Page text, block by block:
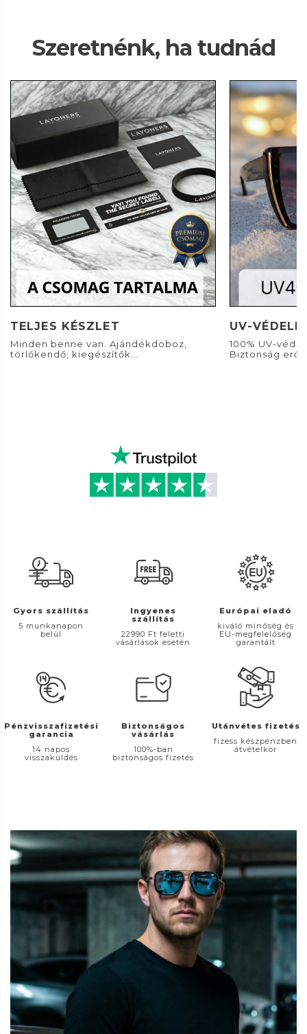
Szeretnénk, ha tudnád
TELJES KÉSZLET
Minden benne van. Ajándékdoboz,
törlőkendő, kiegészítők...
UV-
100% UV-
Biztonság
Gyors szállítás
5 munkanapon
belül
Ingyenes
szállítás
22990 Ft feletti
vásárlások esetén
Európai eladó
kiváló minőség és
EU-megfelelőség
garantált
Pénzvisszafizetési
garancia
14 napos
visszaküldés
Biztonságos
vásárlás
100%-ban
biztonságos fizetés
Utánvétes fizetés
fizess készpénzben
átvételkor